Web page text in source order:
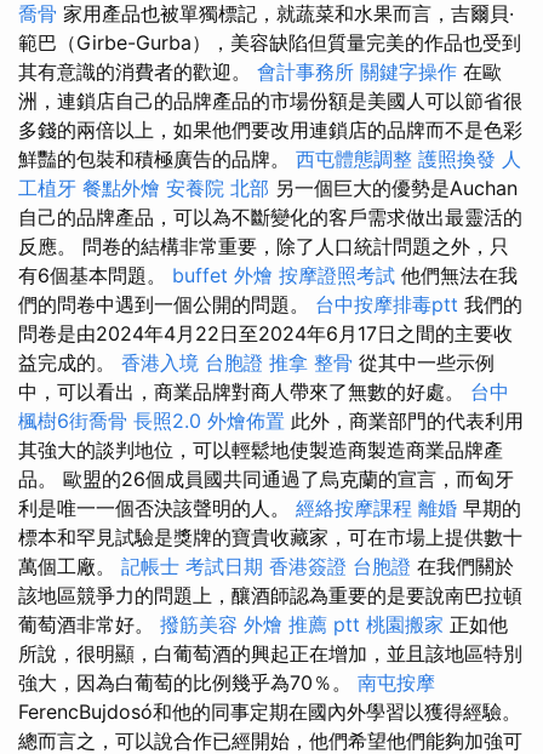
喬骨 家用產品也被單獨標記，就蔬菜和水果而言，吉爾貝·
範巴（Girbe-Gurba），美容缺陷但質量完美的作品也受到
其有意識的消費者的歡迎。 會計事務所 關鍵字操作 在歐
洲，連鎖店自己的品牌產品的市場份額是美國人可以節省很
多錢的兩倍以上，如果他們要改用連鎖店的品牌而不是色彩
鮮豔的包裝和積極廣告的品牌。 西屯體態調整 護照換發 人
工植牙 餐點外燴 安養院 北部 另一個巨大的優勢是Auchan
自己的品牌產品，可以為不斷變化的客戶需求做出最靈活的
反應。 問卷的結構非常重要，除了人口統計問題之外，只
有6個基本問題。 buffet 外燴 按摩證照考試 他們無法在我
們的問卷中遇到一個公開的問題。 台中按摩排毒ptt 我們的
問卷是由2024年4月22日至2024年6月17日之間的主要收
益完成的。 香港入境 台胞證 推拿 整骨 從其中一些示例
中，可以看出，商業品牌對商人帶來了無數的好處。 台中
楓樹6街喬骨 長照2.0 外燴佈置 此外，商業部門的代表利用
其強大的談判地位，可以輕鬆地使製造商製造商業品牌產
品。 歐盟的26個成員國共同通過了烏克蘭的宣言，而匈牙
利是唯一一個否決該聲明的人。 經絡按摩課程 離婚 早期的
標本和罕見試驗是獎牌的寶貴收藏家，可在市場上提供數十
萬個工廠。 記帳士 考試日期 香港簽證 台胞證 在我們關於
該地區競爭力的問題上，釀酒師認為重要的是要說南巴拉頓
葡萄酒非常好。 撥筋美容 外燴 推薦 ptt 桃園搬家 正如他
所說，很明顯，白葡萄酒的興起正在增加，並且該地區特別
強大，因為白葡萄的比例幾乎為70％。 南屯按摩
FerencBujdosó和他的同事定期在國內外學習以獲得經驗。
總而言之，可以說合作已經開始，他們希望他們能夠加強可